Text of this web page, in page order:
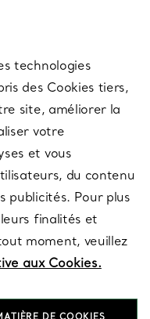
technologies
des Cookies tiers,
site, améliorer la
votre
et vous
du contenu
publicités. Pour plus
finalités et
moment, veuillez
aux Cookies.
DE COOKIES